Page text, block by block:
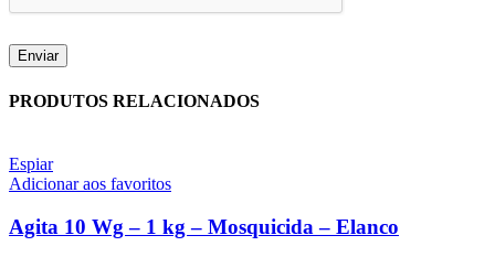
PRODUTOS RELACIONADOS
Espiar
Adicionar aos favoritos
Agita 10 Wg – 1 kg – Mosquicida – Elanco